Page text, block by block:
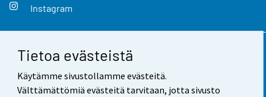
Tietoa evästeistä
Käytämme sivustollamme evästeitä.
Välttämättömiä evästeitä tarvitaan, jotta sivusto
Instagram
Yhteystiedot
Palaute